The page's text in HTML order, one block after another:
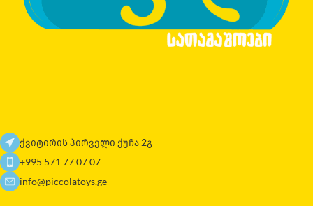
ქვიტირის პირველი ქუჩა 2გ
+995 571 77 07 07
info@piccolatoys.ge